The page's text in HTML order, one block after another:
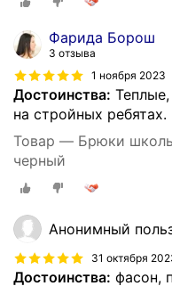
Фарида Борош
3 отзыва
1 ноября 2023
Достоинства:
на стройных ребятах.
Товар — Брюки
черный
Анонимный
31 октября
Достоинства: фасон,